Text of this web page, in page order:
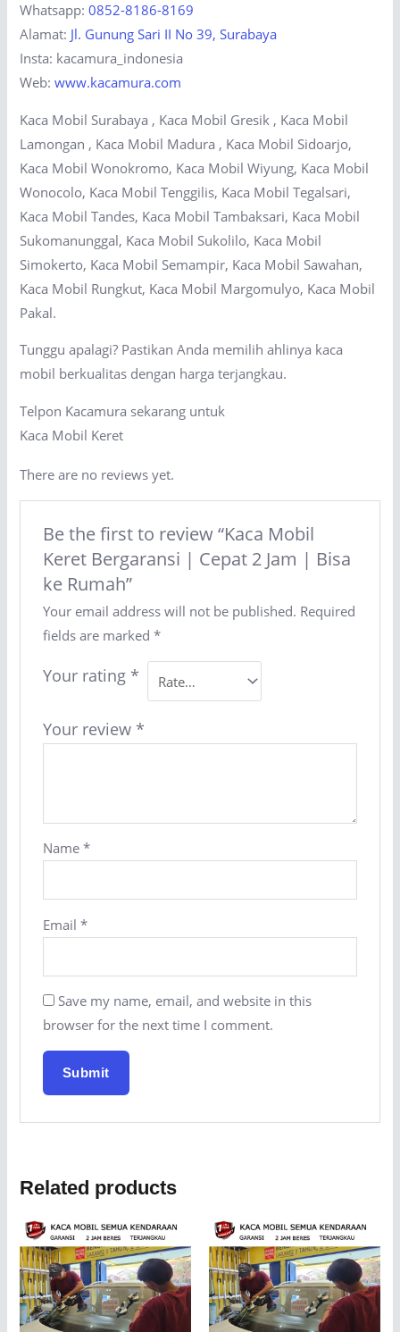
Whatsapp:0852-8186-8169
Alamat: Jl. Gunung Sari II No 39, Surabaya
Insta: kacamura_indonesia
Web:www.kacamura.com
Kaca Mobil Surabaya , Kaca Mobil Gresik , Kaca Mobil
Lamongan , Kaca Mobil Madura , Kaca Mobil Sidoarjo,
Kaca Mobil Wonokromo, Kaca Mobil Wiyung, Kaca Mobil
Wonocolo, Kaca Mobil Tenggilis, Kaca Mobil Tegalsari,
Kaca Mobil Tandes, Kaca Mobil Tambaksari, Kaca Mobil
Sukomanunggal, Kaca Mobil Sukolilo, Kaca Mobil
Simokerto, Kaca Mobil Semampir, Kaca Mobil Sawahan,
Kaca Mobil Rungkut, Kaca Mobil Margomulyo, Kaca Mobil
Pakal.
Tunggu apalagi? Pastikan Anda memilih ahlinya kaca
mobil berkualitas dengan harga terjangkau.
Telpon Kacamura sekarang untuk
Kaca Mobil Keret
There are no reviews yet.
Be the first to review “Kaca Mobil
Keret Bergaransi | Cepat 2 Jam | Bisa
ke Rumah”
Your email address will not be published. Required
fields are marked *
Your rating *
Your review *
Name *
Email *
Save my name, email, and website in this
browser for the next time I comment.
Related products